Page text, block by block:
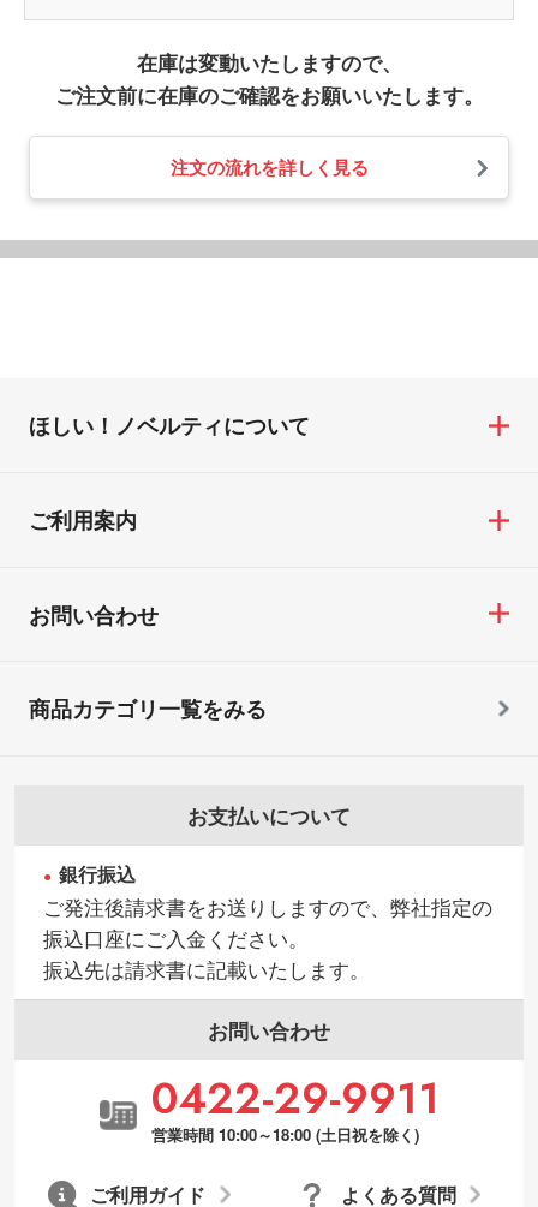
在庫は変動いたしますので、
ご注文前に在庫のご確認をお願いいたします。
注文の流れを詳しく見る
ほしい！ノベルティについて
ご利用案内
お問い合わせ
お支払いについて
銀行振込
ご発注後請求書をお送りしますので、弊社指定の
振込口座にご入金ください。
振込先は請求書に記載いたします。
お問い合わせ
0422-29-9911
営業時間 10:00～18:00 (土日祝を除く)
よくある質問
ご利用ガイド
商品カテゴリ一覧をみる